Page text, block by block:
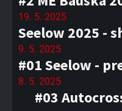
19. 5. 2025
Seelow 2025 -
9. 5. 2025
#01 Seelow -
8. 5. 2025
#03